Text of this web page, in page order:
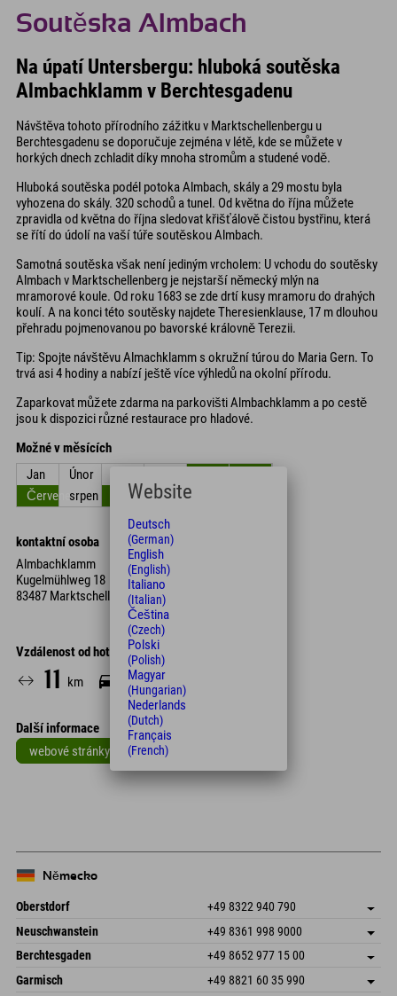
Soutěska Almbach
Na úpatí Untersbergu: hluboká soutěska
Almbachklamm v Berchtesgadenu
Návštěva tohoto přírodního zážitku v Marktschellenbergu u
Berchtesgadenu se doporučuje zejména v létě, kde se můžete v
horkých dnech zchladit díky mnoha stromům a studené vodě.
Hluboká soutěska podél potoka Almbach, skály a 29 mostu byla
vyhozena do skály. 320 schodů a tunel. Od května do října můžete
zpravidla od května do října sledovat křišťálově čistou bystřinu, která
se řítí do údolí na vaší túře soutěskou Almbach.
Samotná soutěska však není jediným vrcholem: U vchodu do soutěsky
Almbach v Marktschellenberg je nejstarší německý mlýn na
mramorové koule. Od roku 1683 se zde drtí kusy mramoru do drahých
koulí. A na konci této soutěsky najdete Theresienklause, 17 m dlouhou
přehradu pojmenovanou po bavorské královně Terezii.
Tip: Spojte návštěvu Almachklamm s okružní túrou do Maria Gern. To
trvá asi 4 hodiny a nabízí ještě více výhledů na okolní přírodu.
Zaparkovat můžete zdarma na parkovišti Almbachklamm a po cestě
jsou k dispozici různé restaurace pro hladové.
Možné v měsících
Jan
Únor
Červenecsrpen září Říjen
kontaktní osoba
Almbachklamm
Kugelmühlweg 18
83487 Marktschellenberg
Vzdálenost od hotelu
11 km 16 Min.
Další informace
webové stránky
Leaflet| Map data © OpenStreetMap contributors
Německo
Oberstdorf +49 8322 940 790
An der Breitach 3
87538 Fischen I. Allgäu
Německo
Uložit adresu
Informace o příjezdu
Objednat
Neuschwanstein +49 8361 998 9000
An der Riese 45
87484 Nesselwang im Allgäu
Německo
Uložit adresu
Objednat
Berchtesgaden +49 8652 977 15 00
Hofreitstr. 7
83471 Schönau am Königssee
Uložit adresu
Informace o příjezdu
Garmisch +49 8821 60 35 990
Website
Deutsch
(German)
English
(English)
Italiano
(Italian)
Čeština
(Czech)
Polski
(Polish)
Magyar
(Hungarian)
Nederlands
(Dutch)
Français
(French)